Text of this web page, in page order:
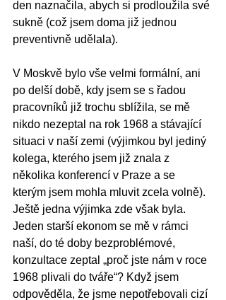
den naznačila, abych si prodloužila své
sukně (což jsem doma již jednou
preventivně udělala).
V Moskvě bylo vše velmi formální, ani
po delší době, kdy jsem se s řadou
pracovníků již trochu sblížila, se mě
nikdo nezeptal na rok 1968 a stávající
situaci v naší zemi (výjimkou byl jediný
kolega, kterého jsem již znala z
několika konferencí v Praze a se
kterým jsem mohla mluvit zcela volně).
Ještě jedna výjimka zde však byla.
Jeden starší ekonom se mě v rámci
naší, do té doby bezproblémové,
konzultace zeptal „proč jste nám v roce
1968 plivali do tváře“? Když jsem
odpověděla, že jsme nepotřebovali cizí